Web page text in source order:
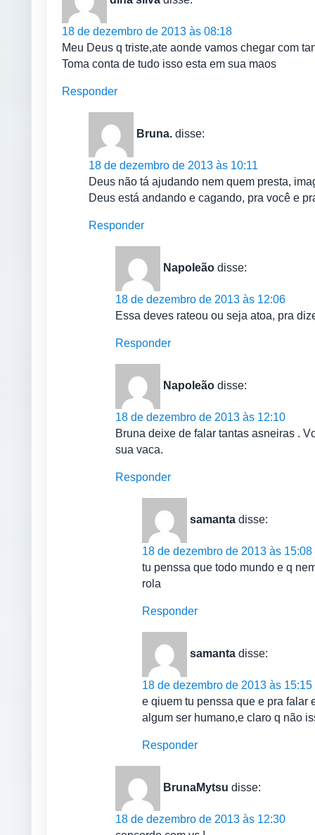
18 de dezembro de 2013 às 08:18
Meu Deus q triste,ate aonde vamos chegar com
Toma conta de tudo isso esta em sua maos
Responder
Bruna. disse:
18 de dezembro de 2013 às 10:11
Deus não tá ajudando nem quem presta,
Deus está andando e cagando, pra você e
Responder
Napoleão disse:
18 de dezembro de 2013 às 12:06
Essa deves rateou ou seja atoa, pra
Responder
Napoleão disse:
18 de dezembro de 2013 às 12:10
Bruna deixe de falar tantas asneiras .
sua vaca.
Responder
samanta disse:
18 de dezembro de 2013 às 15:08
tu penssa que todo mundo e q
rola
Responder
samanta disse:
18 de dezembro de 2013 às 15:15
e qiuem tu penssa que e pra falar
algum ser humano,e claro q não
Responder
BrunaMytsu disse:
18 de dezembro de 2013 às 12:30